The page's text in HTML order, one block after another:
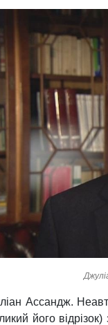
Ассандж.
його